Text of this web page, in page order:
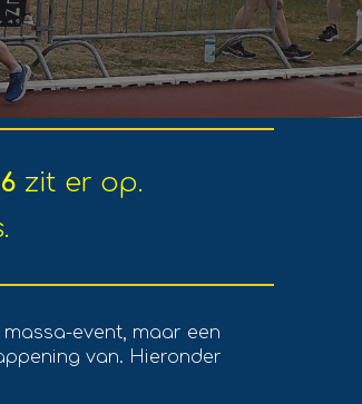
zit er op.
event, maar een
van. Hieronder